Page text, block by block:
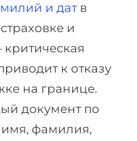
и датв
и
к отказу
на границе.
документ по
фамилия,